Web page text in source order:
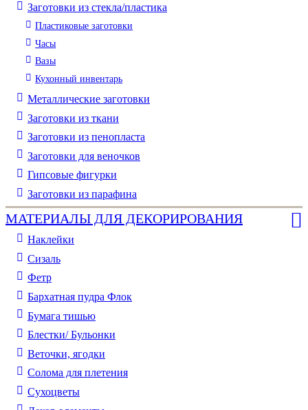
Заготовки из стекла/пластика
Пластиковые заготовки
Часы
Вазы
Кухонный инвентарь
Металлические заготовки
Заготовки из ткани
Заготовки из пенопласта
Заготовки для веночков
Гипсовые фигурки
Заготовки из парафина
МАТЕРИАЛЫ ДЛЯ ДЕКОРИРОВАНИЯ
Наклейки
Сизаль
Фетр
Бархатная пудра Флок
Бумага тишью
Блестки/ Бульонки
Веточки, ягодки
Солома для плетения
Cухоцветы